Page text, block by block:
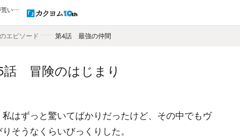
追放王女に転生したゲーマー女子は、どうやらドラゴン使いが荒いようです。〜最強の仲間とゲーム知識で無双する冒険生活はじめました〜
エピソード
―― 第4話 最強の仲間
話 冒険のはじまり
はずっと驚いてばかりだったけど、その中でもヴ
そうなくらいびっくりした。